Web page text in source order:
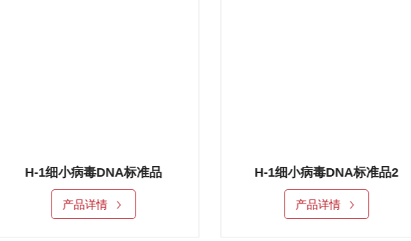
H-1细小病毒DNA标准品2
产品详情
人呼吸道合胞病毒B型RNA标准品
产品详情